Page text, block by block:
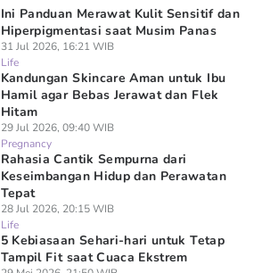
Ini Panduan Merawat Kulit Sensitif dan
Hiperpigmentasi saat Musim Panas
31 Jul 2026, 16:21 WIB
Life
Kandungan Skincare Aman untuk Ibu
Hamil agar Bebas Jerawat dan Flek
Hitam
29 Jul 2026, 09:40 WIB
Pregnancy
Rahasia Cantik Sempurna dari
Keseimbangan Hidup dan Perawatan
Tepat
28 Jul 2026, 20:15 WIB
Life
5 Kebiasaan Sehari-hari untuk Tetap
Tampil Fit saat Cuaca Ekstrem